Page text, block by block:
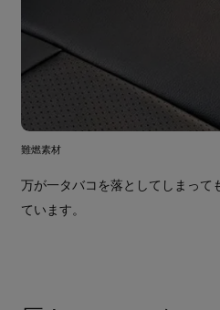
難燃素材
万が一タバコを落としてしまって
ています。